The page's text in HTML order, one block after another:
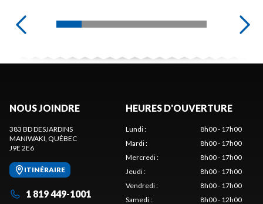
NOUS JOINDRE
383 BD DESJARDINS
MANIWAKI, QUÉBEC
J9E 2E6
ITINÉRAIRE
1 819 449-1001
HEURES D'OUVERTURE
Lundi:
8h00 - 17h00
Mardi:
8h00 - 17h00
Mercredi:
8h00 - 17h00
Jeudi:
8h00 - 17h00
Vendredi:
8h00 - 17h00
Samedi: 8h00 - 12h00